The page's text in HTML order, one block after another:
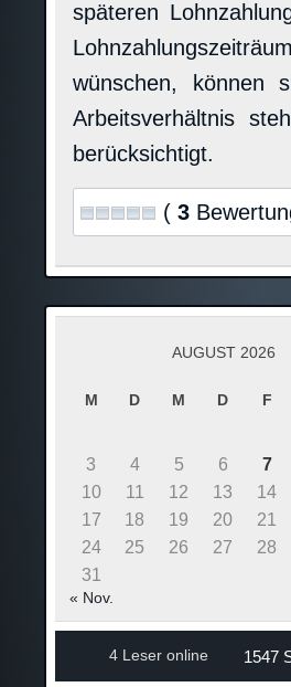
späteren
wünschen, können
Arbeitsverhältnis
berücksichtigt.
(3
AUGUST 2026
M D M D F
3
4 5 6 7
10
11 12 13 14
17
18 19 20 21
24
25 26 27 28
31
« Nov.
4 Leser online 1547